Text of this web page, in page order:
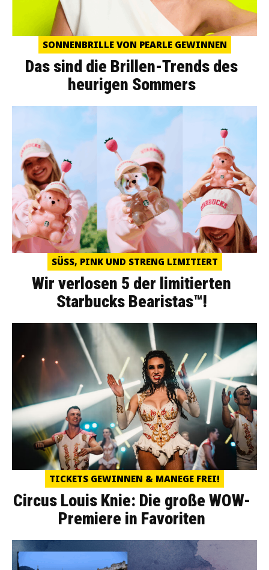
SONNENBRILLE VON PEARLE GEWINNEN
Das sind die Brillen-Trends des
heurigen Sommers
SÜSS, PINK UND STRENG LIMITIERT
Wir verlosen 5 der limitierten
Starbucks Bearistas™!
TICKETS GEWINNEN & MANEGE FREI!
Circus Louis Knie: Die große WOW-
Premiere in Favoriten